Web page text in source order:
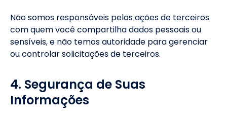
Não somos responsáveis pelas ações de terceiros
com quem você compartilha dados pessoais ou
sensíveis, e não temos autoridade para gerenciar
ou controlar solicitações de terceiros.
4. Segurança de Suas
Informações